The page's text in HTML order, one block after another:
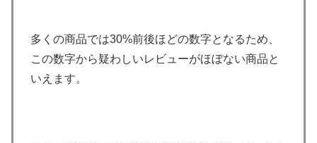
多くの商品では30%前後ほどの数字となるため、
この数字から疑わしいレビューがほぼない商品と
いえます。